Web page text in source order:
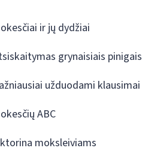
ir jų dydžiai
grynaisiais pinigais
užduodami klausimai
ABC
moksleiviams